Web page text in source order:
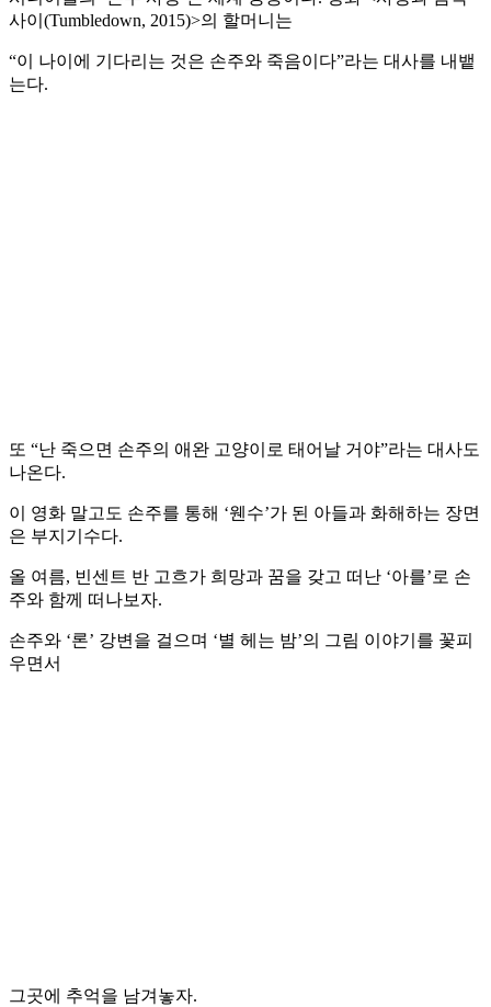
사이(Tumbledown, 2015)>의 할머니는
“이 나이에 기다리는 것은 손주와 죽음이다”라는 대사를 내뱉
는다.
또 “난 죽으면 손주의 애완 고양이로 태어날 거야”라는 대사도
나온다.
이 영화 말고도 손주를 통해 ‘웬수’가 된 아들과 화해하는 장면
은 부지기수다.
올 여름, 빈센트 반 고흐가 희망과 꿈을 갖고 떠난 ‘아를’로 손
주와 함께 떠나보자.
손주와 ‘론’ 강변을 걸으며 ‘별 헤는 밤’의 그림 이야기를 꽃피
우면서
그곳에 추억을 남겨놓자.